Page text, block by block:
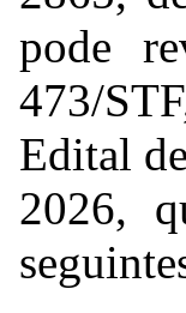
pode
473/
Edital
2026,